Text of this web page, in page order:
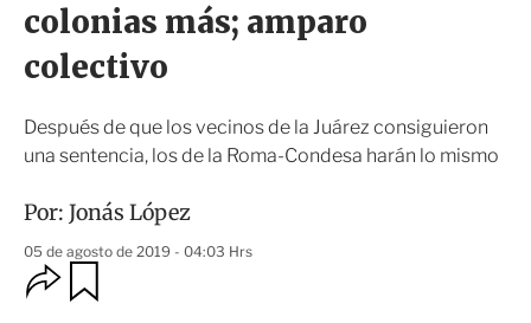
r
colonias más; amparo
colectivo
Después de que los vecinos de la Juárez consiguieron
una sentencia, los de la Roma-Condesa harán lo mismo
Por: Jonás López
05 de agosto de 2019 - 04:03 Hrs
O
p